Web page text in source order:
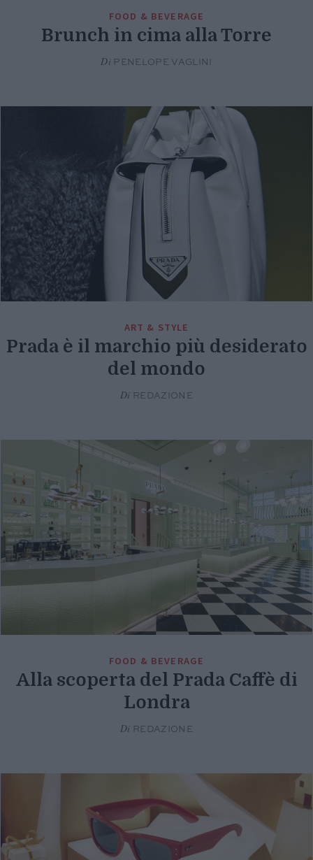
FOOD & BEVERAGE
Brunch in cima alla Torre
Di PENELOPE VAGLINI
ART & STYLE
Prada è il marchio più desiderato
del mondo
Di REDAZIONE
FOOD & BEVERAGE
Alla scoperta del Prada Caffè di
Londra
Di REDAZIONE